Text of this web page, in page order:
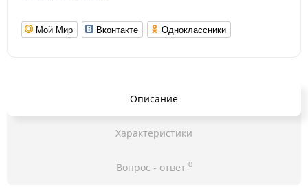
Мой Мир Вконтакте Одноклассники
Описание
Характеристики
Вопрос - ответ 0